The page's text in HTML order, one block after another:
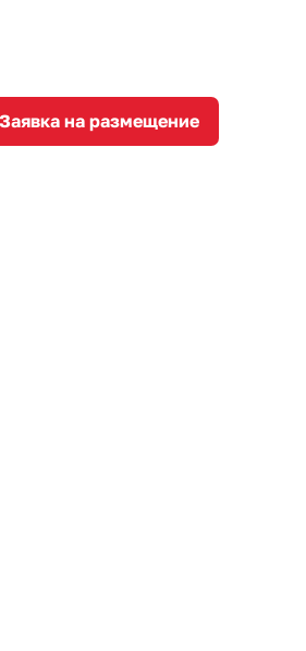
Заявка на размещение